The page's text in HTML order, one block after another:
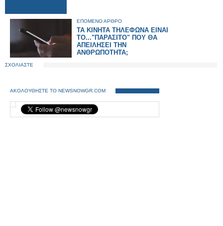
ΕΠΟΜΕΝΟ ΑΡΘΡΟ
ΤΑ ΚΙΝΗΤΑ ΤΗΛΕΦΩΝΑ ΕΙΝΑΙ
ΤΟ..."ΠΑΡΑΣΙΤΟ" ΠΟΥ ΘΑ
ΑΠΕΙΛΗΣΕΙ ΤΗΝ
ΑΝΘΡΩΠΟΤΗΤΑ;
ΣΧΟΛΙΑΣΤΕ
ΑΚΟΛΟΥΘΗΣΤΕ ΤΟ NEWSNOWGR.COM